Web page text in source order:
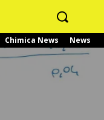
Chimica News News